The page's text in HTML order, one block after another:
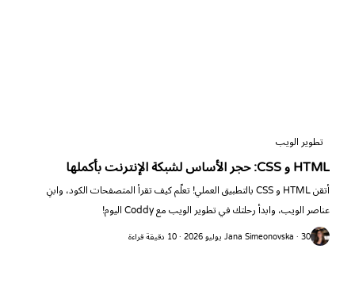
تطوير الويب
HTML و CSS: حجر الأساس لشبكة الإنترنت بأكملها
أتقن HTML و CSS بالتطبيق العملي! تعلّم كيف تقرأ المتصفحات الكود، وابنِ
عناصر الويب، وابدأ رحلتك في تطوير الويب مع Coddy اليوم!
Jana Simeonovska · 30 يوليو 2026 · 10 دقيقة قراءة